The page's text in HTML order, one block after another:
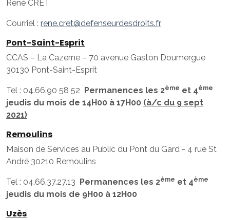
René CRET
Courriel : rene.cret@defenseurdesdroits.fr
Pont-Saint-Esprit
CCAS – La Cazerne – 70 avenue Gaston Doumergue
30130 Pont-Saint-Esprit
Tel : 04.66.90 58 52 Permanences les 2ème et 4ème
jeudis du mois de 14H00 à 17H00 (à/c du 9 sept
2021)
Remoulins
Maison de Services au Public du Pont du Gard - 4 rue St
André 30210 Remoulins
Tel : 04.66.37.27.13 Permanences les 2ème et 4ème
jeudis du mois de 9H00 à 12H00
Uzès